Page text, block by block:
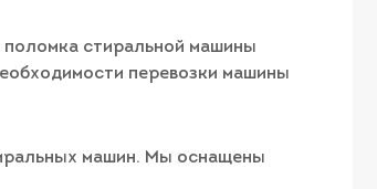
стиральной машины
перевозки машины
машин. Мы оснащены